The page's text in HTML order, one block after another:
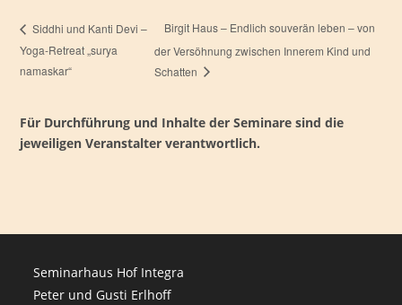
Siddhi und Kanti Devi –
Yoga-Retreat „surya
namaskar“
Birgit Haus – Endlich souverän leben – von
der Versöhnung zwischen Innerem Kind und
Schatten
Für Durchführung und Inhalte der Seminare sind die
jeweiligen Veranstalter verantwortlich.
Seminarhaus Hof Integra
Peter und Gusti Erlhoff